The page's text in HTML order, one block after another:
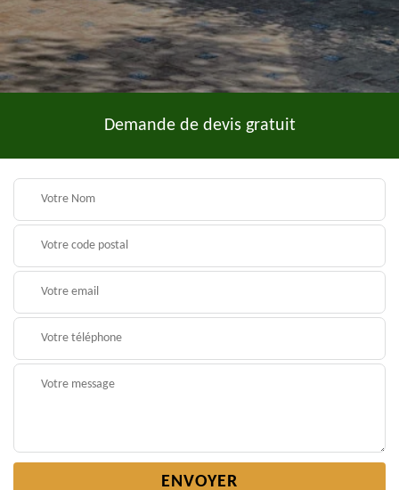
Demande de devis gratuit